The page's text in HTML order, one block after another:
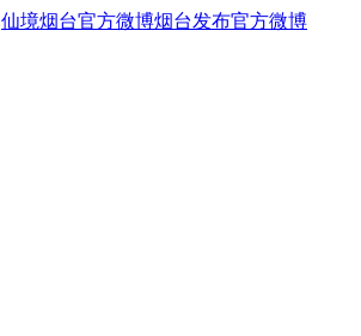
仙境烟台官方微博烟台发布官方微博